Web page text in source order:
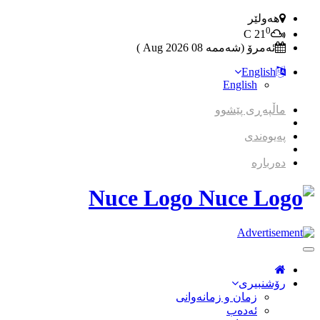
هەولێر
21 0
ئەمرۆ (شەممە 08 2026 Aug )
English
English
ماڵپەڕی پێشوو
پەیوەندی
دەربارە
Nuce Logo
Toggle
Navigation
رۆشنبیری
زمان و زمانه‌وانی
ئەدەب